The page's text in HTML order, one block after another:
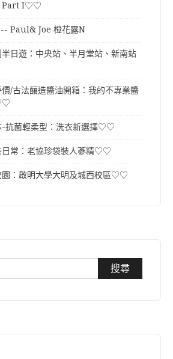
Part I♡♡
Paul& Joe 橙花露N
日遊：中央站、半月堂站、新南站
/古法釀造醬油開箱：我的不專業醬
抗菌輕柔型：洗衣新選擇♡♡
常：老協珍袋裝人蔘精♡♡
：啟明大學大明及城西校區♡♡